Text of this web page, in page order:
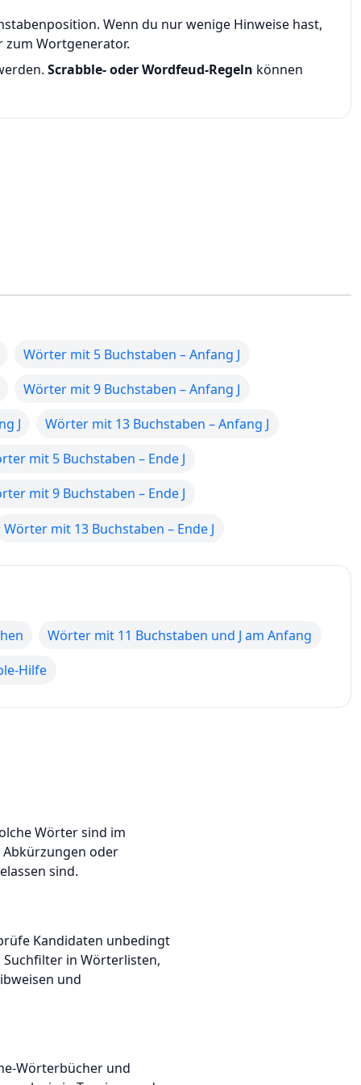
Wenn du nur wenige Hinweise hast,
zum Wortgenerator.
Scrabble- oder Wordfeud-Regeln können
Wörter mit 5 Buchstaben – Anfang J
Wörter mit 9 Buchstaben – Anfang J
J
Wörter mit 13 Buchstaben – Anfang J
mit 5 Buchstaben – Ende J
mit 9 Buchstaben – Ende J
Wörter mit 13 Buchstaben – Ende J
Wörter mit 11 Buchstaben und J am Anfang
Hilfe
Wörter sind im
Abkürzungen oder
sind.
Kandidaten unbedingt
in Wörterlisten,
und
Wörterbücher und